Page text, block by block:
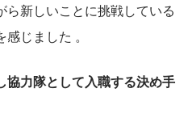
新しいことに挑戦している
じました 。
協力隊として入職する決め手